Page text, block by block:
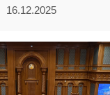
16.12.2025